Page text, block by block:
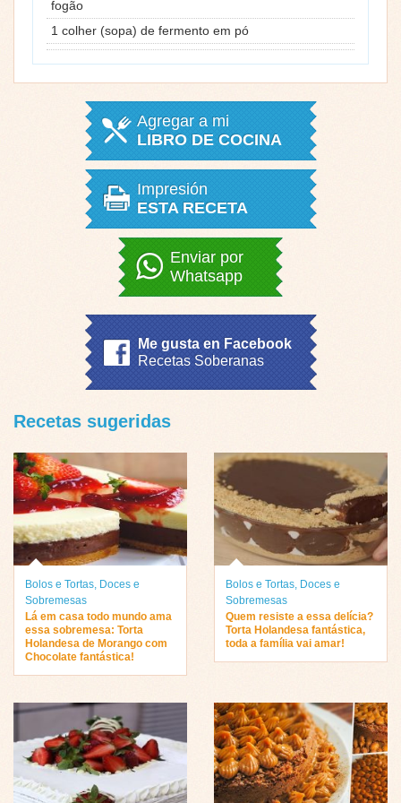
fogão
1 colher (sopa) de fermento em pó
Agregar a mi
LIBRO DE COCINA
Impresión
ESTA RECETA
Enviar por
Whatsapp
Me gusta en Facebook
Recetas Soberanas
Recetas sugeridas
Bolos e Tortas, Doces e
Sobremesas
Lá em casa todo mundo ama
essa sobremesa: Torta
Holandesa de Morango com
Chocolate fantástica!
Bolos e Tortas, Doces e
Sobremesas
Quem resiste a essa delícia?
Torta Holandesa fantástica,
toda a família vai amar!